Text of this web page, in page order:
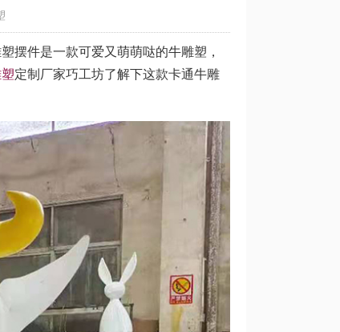
件是一款可爱又萌萌哒的牛雕塑，
定制厂家巧工坊了解下这款卡通牛雕